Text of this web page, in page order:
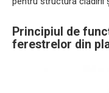
Principiul de
ferestrelor din